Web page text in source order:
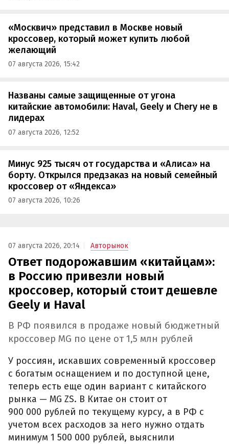
«Москвич» представил в Москве новый
кроссовер, который может купить любой
желающий
07 августа 2026, 15:42
Названы самые защищенные от угона
китайские автомобили: Haval, Geely и Chery не в
лидерах
07 августа 2026, 12:52
Минус 925 тысяч от государства и «Алиса» на
борту. Открылся предзаказ на новый семейный
кроссовер от «Яндекса»
07 августа 2026, 10:26
07 августа 2026, 20:14 Авторынок
Ответ подорожавшим «китайцам»:
в Россию привезли новый
кроссовер, который стоит дешевле
Geely и Haval
В РФ появился в продаже новый бюджетный
кроссовер MG по цене от 1,5 млн рублей
У россиян, искавших современный кроссовер
с богатым оснащением и по доступной цене,
теперь есть еще один вариант с китайского
рынка — MG ZS. В Китае он стоит от
900 000 рублей по текущему курсу, а в РФ с
учетом всех расходов за него нужно отдать
минимум 1 500 000 рублей, выяснили